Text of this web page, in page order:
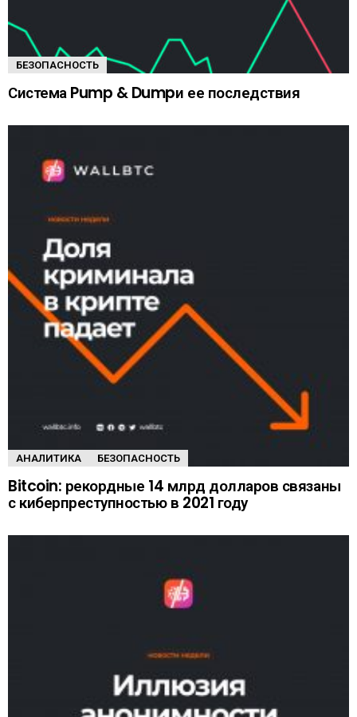
БЕЗОПАСНОСТЬ
Система Pump & Dumpи ее последствия
АНАЛИТИКА БЕЗОПАСНОСТЬ
Bitcoin: рекордные 14 млрд долларов связаны
с киберпреступностью в 2021 году